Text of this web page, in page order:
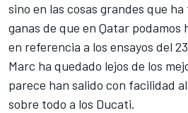
sino en las cosas grandes que
ganas de que en Qatar podamos
en referencia a los ensayos del
Marc ha quedado lejos de los
parece han salido con facilidad
sobre todo a los Ducati.